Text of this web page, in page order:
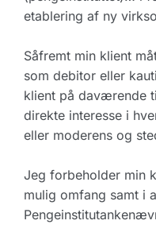
etablering af ny
Såfremt min klient
som debitor eller
klient på daværende
direkte interesse i
eller moderens og
Jeg forbeholder min
mulig omfang samt i